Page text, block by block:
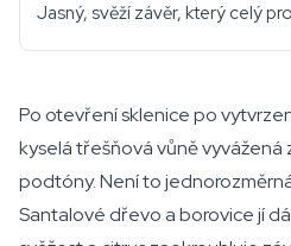
Jasný, svěží závěr, který celý
Po otevření sklenice po
kyselá třešňová vůně vyvážená
podtóny. Není to
Santalové dřevo a borovice jí